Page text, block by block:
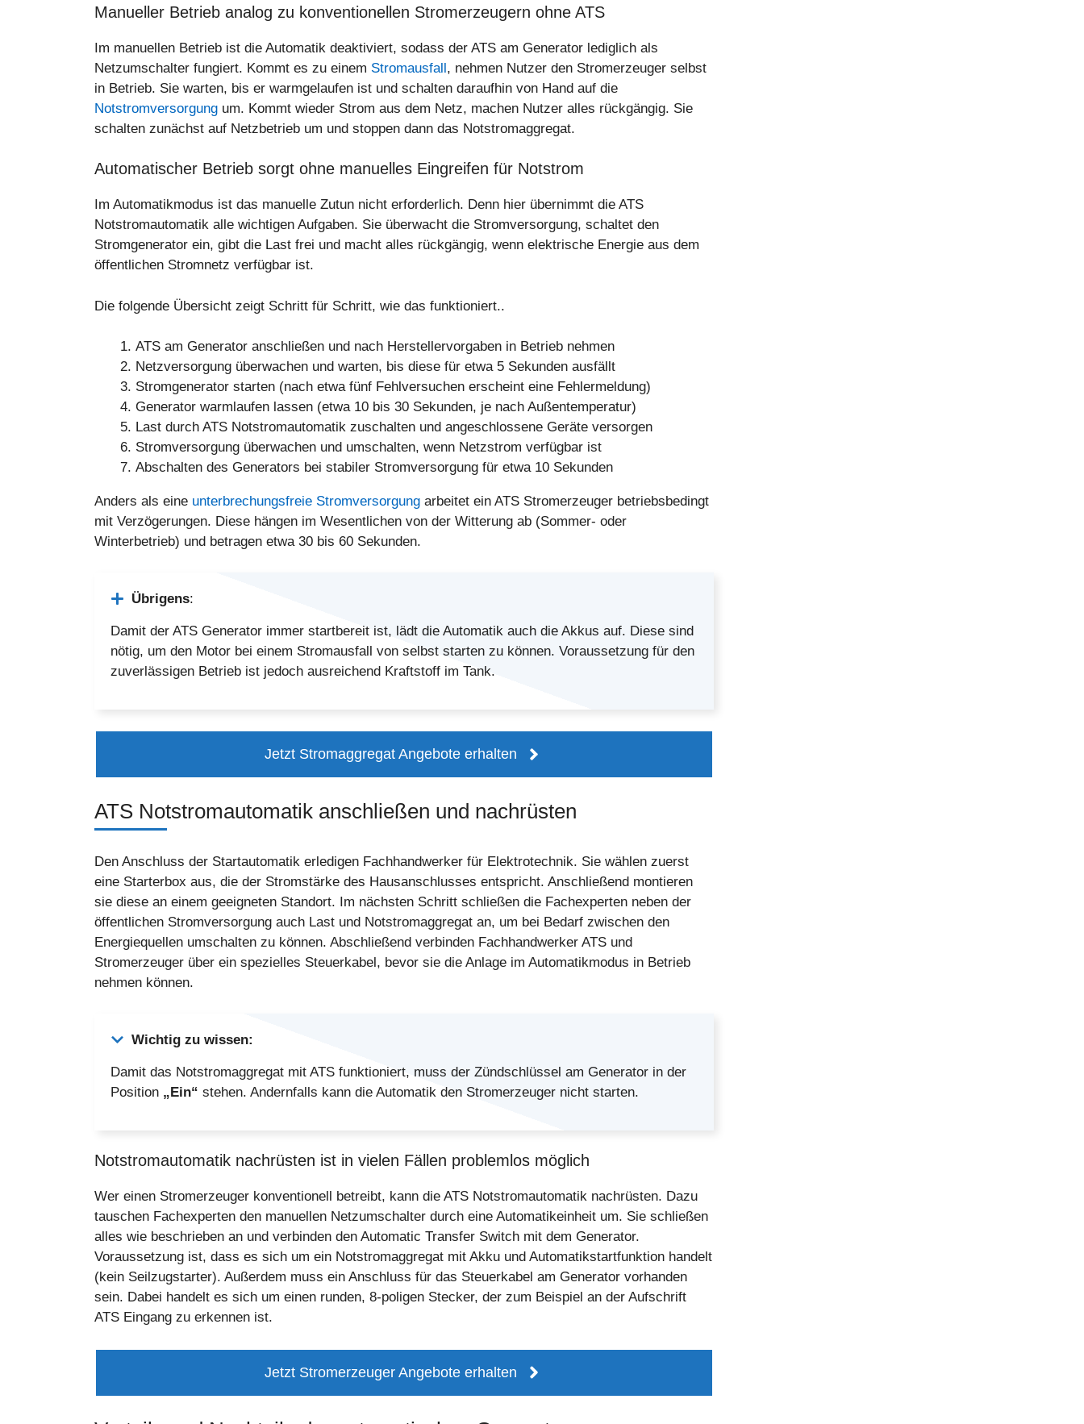
Manueller Betrieb analog zu konventionellen Stromerzeugern ohne ATS
Im manuellen Betrieb ist die Automatik deaktiviert, sodass der ATS am Generator lediglich als
Netzumschalter fungiert. Kommt es zu einem Stromausfall, nehmen Nutzer den Stromerzeuger selbst
in Betrieb. Sie warten, bis er warmgelaufen ist und schalten daraufhin von Hand auf die
Notstromversorgung um. Kommt wieder Strom aus dem Netz, machen Nutzer alles rückgängig. Sie
schalten zunächst auf Netzbetrieb um und stoppen dann das Notstromaggregat.
Automatischer Betrieb sorgt ohne manuelles Eingreifen für Notstrom
Im Automatikmodus ist das manuelle Zutun nicht erforderlich. Denn hier übernimmt die ATS
Notstromautomatik alle wichtigen Aufgaben. Sie überwacht die Stromversorgung, schaltet den
Stromgenerator ein, gibt die Last frei und macht alles rückgängig, wenn elektrische Energie aus dem
öffentlichen Stromnetz verfügbar ist.
Die folgende Übersicht zeigt Schritt für Schritt, wie das funktioniert..
ATS am Generator anschließen und nach Herstellervorgaben in Betrieb nehmen
Netzversorgung überwachen und warten, bis diese für etwa 5 Sekunden ausfällt
Stromgenerator starten (nach etwa fünf Fehlversuchen erscheint eine Fehlermeldung)
Generator warmlaufen lassen (etwa 10 bis 30 Sekunden, je nach Außentemperatur)
Last durch ATS Notstromautomatik zuschalten und angeschlossene Geräte versorgen
Stromversorgung überwachen und umschalten, wenn Netzstrom verfügbar ist
Abschalten des Generators bei stabiler Stromversorgung für etwa 10 Sekunden
Anders als eine unterbrechungsfreie Stromversorgung arbeitet ein ATS Stromerzeuger betriebsbedingt
mit Verzögerungen. Diese hängen im Wesentlichen von der Witterung ab (Sommer- oder
Winterbetrieb) und betragen etwa 30 bis 60 Sekunden.
Übrigens:
Damit der ATS Generator immer startbereit ist, lädt die Automatik auch die Akkus auf. Diese sind
nötig, um den Motor bei einem Stromausfall von selbst starten zu können. Voraussetzung für den
zuverlässigen Betrieb ist jedoch ausreichend Kraftstoff im Tank.
Jetzt Stromaggregat Angebote erhalten
ATS Notstromautomatik anschließen und nachrüsten
Den Anschluss der Startautomatik erledigen Fachhandwerker für Elektrotechnik. Sie wählen zuerst
eine Starterbox aus, die der Stromstärke des Hausanschlusses entspricht. Anschließend montieren
sie diese an einem geeigneten Standort. Im nächsten Schritt schließen die Fachexperten neben der
öffentlichen Stromversorgung auch Last und Notstromaggregat an, um bei Bedarf zwischen den
Energiequellen umschalten zu können. Abschließend verbinden Fachhandwerker ATS und
Stromerzeuger über ein spezielles Steuerkabel, bevor sie die Anlage im Automatikmodus in Betrieb
nehmen können.
Wichtig zu wissen:
Damit das Notstromaggregat mit ATS funktioniert, muss der Zündschlüssel am Generator in der
Position „Ein“ stehen. Andernfalls kann die Automatik den Stromerzeuger nicht starten.
Notstromautomatik nachrüsten ist in vielen Fällen problemlos möglich
Wer einen Stromerzeuger konventionell betreibt, kann die ATS Notstromautomatik nachrüsten. Dazu
tauschen Fachexperten den manuellen Netzumschalter durch eine Automatikeinheit um. Sie schließen
alles wie beschrieben an und verbinden den Automatic Transfer Switch mit dem Generator.
Voraussetzung ist, dass es sich um ein Notstromaggregat mit Akku und Automatikstartfunktion handelt
(kein Seilzugstarter). Außerdem muss ein Anschluss für das Steuerkabel am Generator vorhanden
sein. Dabei handelt es sich um einen runden, 8-poligen Stecker, der zum Beispiel an der Aufschrift
ATS Eingang zu erkennen ist.
Jetzt Stromerzeuger Angebote erhalten